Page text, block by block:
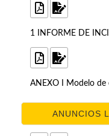
1 INFORME DE
ANEXO I Modelo de
ANUNCIOS